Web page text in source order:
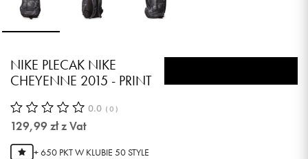
NIKE PLECAK NIKE
CHEYENNE 2015 - PRINT
0.0 ( 0 )
129,99 złz Vat
+ 650 PKT W KLUBIE 50 STYLE